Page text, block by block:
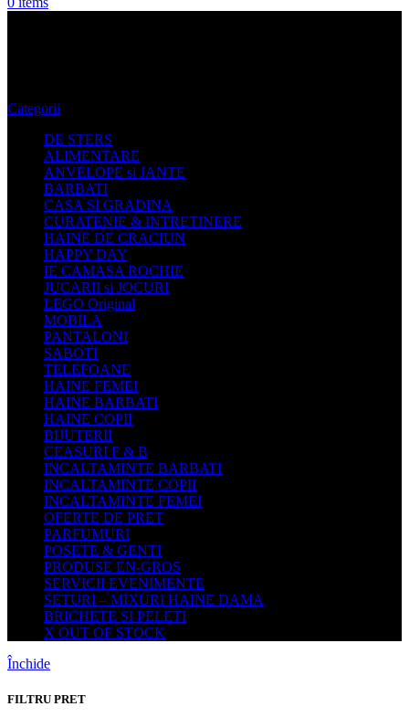
Categorii
DE STERS
ALIMENTARE
ANVELOPE si JANTE
BARBATI
CASA SI GRADINA
CURATENIE & INTRETINERE
HAINE DE CRACIUN
HAPPY DAY
IE CAMASA ROCHIE
JUCARII si JOCURI
LEGO Original
MOBILA
PANTALONI
SABOTI
TELEFOANE
HAINE FEMEI
HAINE BARBATI
HAINE COPII
BIJUTERII
CEASURI F & B
INCALTAMINTE BARBATI
INCALTAMINTE COPII
INCALTAMINTE FEMEI
OFERTE DE PRET
PARFUMURI
POSETE & GENTI
PRODUSE EN-GROS
SERVICII EVENIMENTE
SETURI – MIXURI HAINE DAMA
BRICHETE SI PELETI
X OUT OF STOCK
Închide
FILTRU PRET